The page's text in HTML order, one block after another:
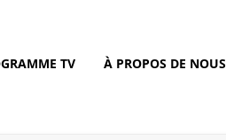
TV À PROPOS DE NOUS